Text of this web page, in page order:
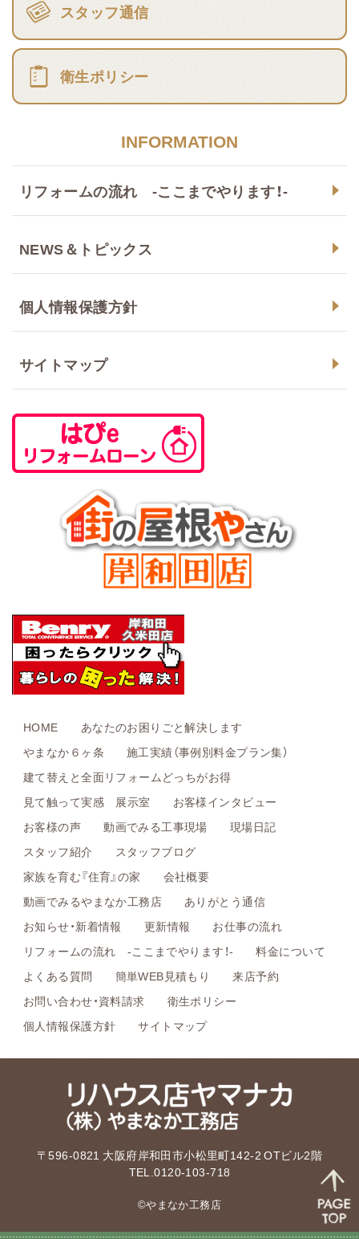
スタッフ通信
衛生ポリシー
INFORMATION
リフォームの流れ -ここまでやります！-
NEWS＆トピックス
個人情報保護方針
サイトマップ
HOME
あなたのお困りごと解決します
やまなか６ヶ条
施工実績（事例別料金プラン集）
建て替えと全面リフォームどっちがお得
見て触って実感 展示室
お客様インタビュー
お客様の声
動画でみる工事現場
現場日記
スタッフ紹介
スタッフブログ
家族を育む『住育』の家
会社概要
動画でみるやまなか工務店
ありがとう通信
お知らせ・新着情報
更新情報
お仕事の流れ
リフォームの流れ -ここまでやります！-
料金について
よくある質問
簡単WEB見積もり
来店予約
お問い合わせ・資料請求
衛生ポリシー
個人情報保護方針
サイトマップ
〒596-0821 大阪府岸和田市小松里町142-2 OTビル2階
TEL.0120-103-718
©やまなか工務店